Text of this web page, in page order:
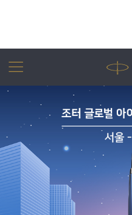
아이엠